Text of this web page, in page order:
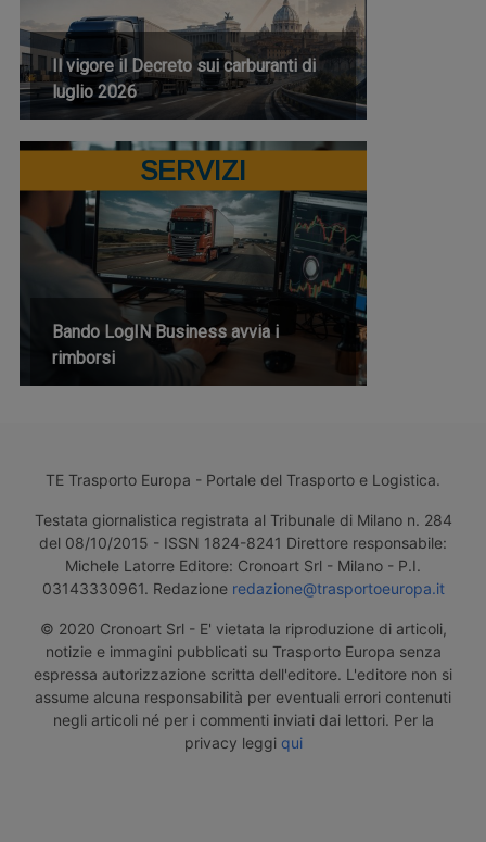
Il vigore il Decreto sui carburanti di
luglio 2026
SERVIZI
Bando LogIN Business avvia i
rimborsi
TE Trasporto Europa - Portale del Trasporto e Logistica.
Testata giornalistica registrata al Tribunale di Milano n. 284
del 08/10/2015 - ISSN 1824-8241 Direttore responsabile:
Michele Latorre Editore: Cronoart Srl - Milano - P.I.
03143330961. Redazione redazione@trasportoeuropa.it
© 2020 Cronoart Srl - E' vietata la riproduzione di articoli,
notizie e immagini pubblicati su Trasporto Europa senza
espressa autorizzazione scritta dell'editore. L'editore non si
assume alcuna responsabilità per eventuali errori contenuti
negli articoli né per i commenti inviati dai lettori. Per la
privacy leggi qui